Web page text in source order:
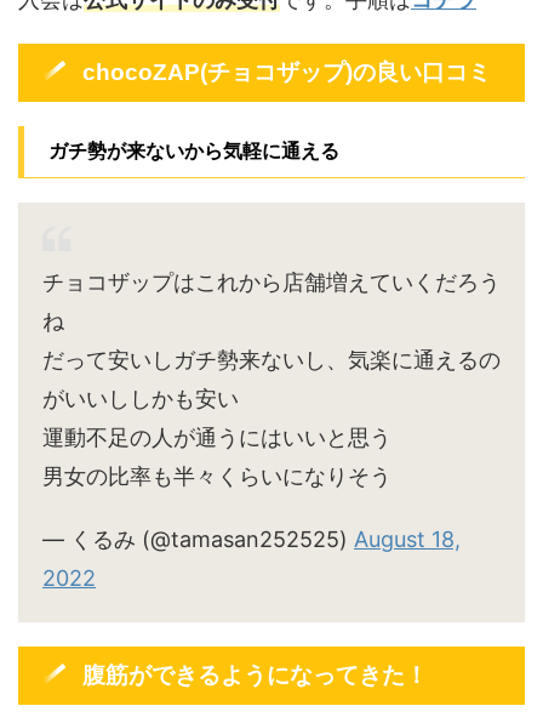
chocoZAP(チョコザップ)の良い口コミ
ガチ勢が来ないから気軽に通える
チョコザップはこれから店舗増えていくだろう
ね
だって安いしガチ勢来ないし、気楽に通えるの
がいいししかも安い
運動不足の人が通うにはいいと思う
男女の比率も半々くらいになりそう
— くるみ (@tamasan252525) August 18,
2022
腹筋ができるようになってきた！